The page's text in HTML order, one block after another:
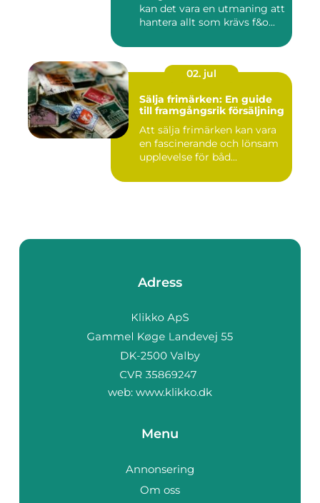
kan det vara en utmaning att
hantera allt som krävs f&o...
02. jul
Sälja frimärken: En guide
till framgångsrik försäljning
Att sälja frimärken kan vara
en fascinerande och lönsam
upplevelse för båd...
Adress
web: www.klikko.dk
Menu
Annonsering
Om oss